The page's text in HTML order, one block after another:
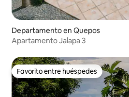
Departamento en Quepos
Apartamento Jalapa 3
Favorito entre huéspedes
Favorito entre huéspedes